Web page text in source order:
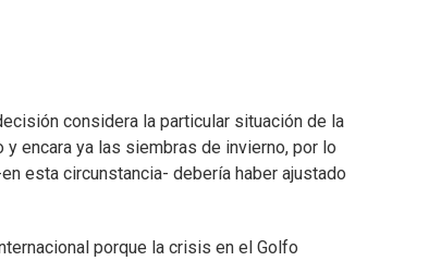
considera la particular situación de la
encara ya las siembras de invierno, por lo
esta circunstancia- debería haber ajustado
porque la crisis en el Golfo